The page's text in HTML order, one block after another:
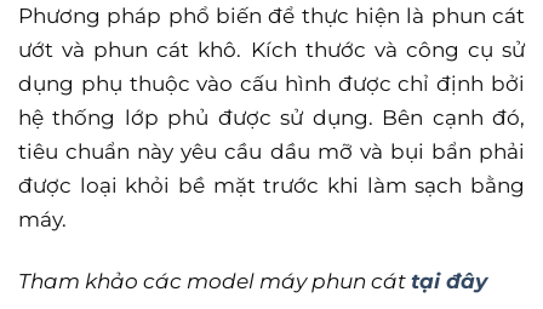
Phương pháp phổ biến để thực hiện là phun cát
ướt và phun cát khô. Kích thước và công cụ sử
dụng phụ thuộc vào cấu hình được chỉ định bởi
hệ thống lớp phủ được sử dụng. Bên cạnh đó,
tiêu chuẩn này yêu cầu dầu mỡ và bụi bẩn phải
được loại khỏi bề mặt trước khi làm sạch bằng
máy.
Tham khảo các model máy phun cáttại đây